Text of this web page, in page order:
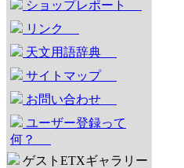
ショップレポート
リンク
天文用語辞典
サイトマップ
お問い合わせ
ユーザー登録って
何？
ゲストETXギャラリー